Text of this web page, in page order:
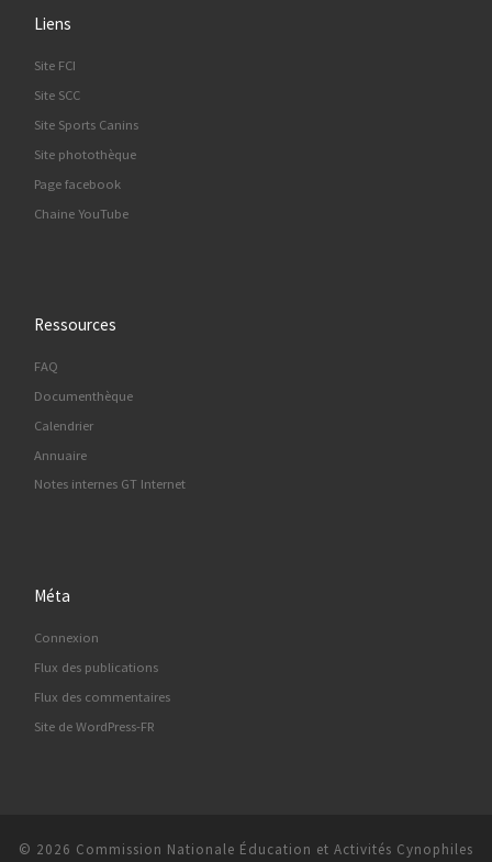
Liens
Site FCI
Site SCC
Site Sports Canins
Site photothèque
Page facebook
Chaine YouTube
Ressources
FAQ
Documenthèque
Calendrier
Annuaire
Notes internes GT Internet
Méta
Connexion
Flux des publications
Flux des commentaires
Site de WordPress-FR
© 2026 Commission Nationale Éducation et Activités Cynophiles